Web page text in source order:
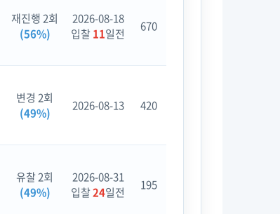
재진행 2회
(56%)
2026-08-18
입찰11일전 670
변경 2회
(49%)
2026-08-13 420
유찰 2회
(49%)
2026-08-31
입찰24일전 195